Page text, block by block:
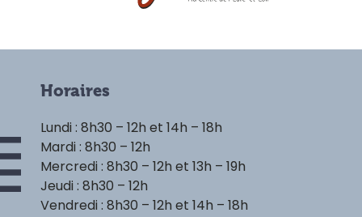
Horaires
Lundi : 8h30 – 12h et 14h – 18h
Mardi : 8h30 – 12h
Mercredi : 8h30 – 12h et 13h – 19h
Jeudi : 8h30 – 12h
Vendredi : 8h30 – 12h et 14h – 18h